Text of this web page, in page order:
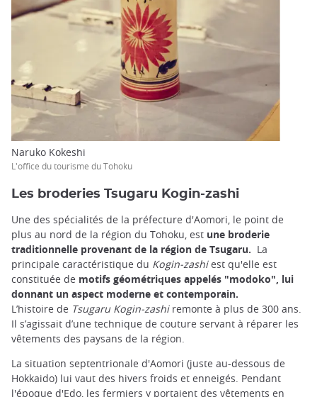
Naruko Kokeshi
L'office du tourisme du Tohoku
Les broderies Tsugaru Kogin-zashi
Une des spécialités de la préfecture d'Aomori, le point de
plus au nord de la région du Tohoku, est une broderie
traditionnelle provenant de la région de Tsugaru. La
principale caractéristique du Kogin-zashiest qu'elle est
constituée de motifs géométriques appelés "modoko", lui
donnant un aspect moderne et contemporain.
L’histoire de Tsugaru Kogin-zashiremonte à plus de 300 ans.
Il s’agissait d’une technique de couture servant à réparer les
vêtements des paysans de la région.
La situation septentrionale d'Aomori (juste au-dessous de
Hokkaido) lui vaut des hivers froids et enneigés. Pendant
l'époque d'Edo, les fermiers y portaient des vêtements en